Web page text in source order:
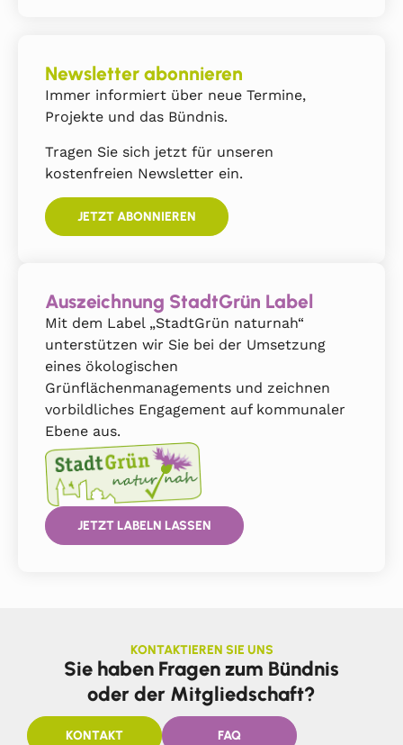
Newsletter abonnieren
Immer informiert über neue Termine,
Projekte und das Bündnis.
Tragen Sie sich jetzt für unseren
kostenfreien Newsletter ein.
JETZT ABONNIEREN
Auszeichnung StadtGrün Label
Mit dem Label „StadtGrün naturnah“
unterstützen wir Sie bei der Umsetzung
eines ökologischen
Grünflächenmanagements und zeichnen
vorbildliches Engagement auf kommunaler
Ebene aus.
JETZT LABELN LASSEN
KONTAKTIEREN SIE UNS
Sie haben Fragen zum Bündnis
oder der Mitgliedschaft?
KONTAKT FAQ